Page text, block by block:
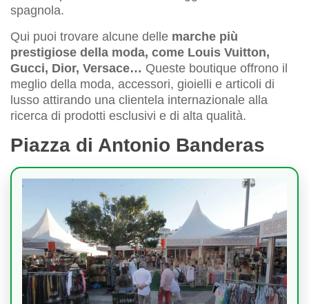
spagnola.
Qui puoi trovare alcune delle marche più
prestigiose della moda, come Louis Vuitton,
Gucci, Dior, Versace… Queste boutique offrono il
meglio della moda, accessori, gioielli e articoli di
lusso attirando una clientela internazionale alla
ricerca di prodotti esclusivi e di alta qualità.
Piazza di Antonio Banderas